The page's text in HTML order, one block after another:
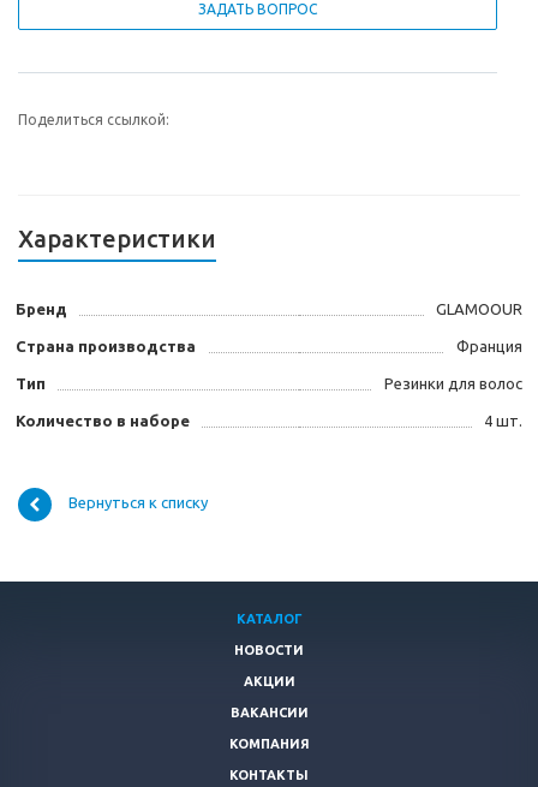
ЗАДАТЬ ВОПРОС
Поделиться ссылкой:
Характеристики
Бренд GLAMOOUR
Страна производства Франция
Тип Резинки для волос
Количество в наборе 4 шт.
Вернуться к списку
КАТАЛОГ
НОВОСТИ
АКЦИИ
ВАКАНСИИ
КОМПАНИЯ
КОНТАКТЫ